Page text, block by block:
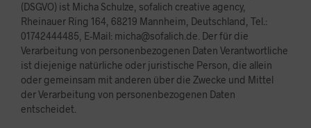
(DSGVO) ist Micha Schulze, sofalich creative agency,
Rheinauer Ring 164, 68219 Mannheim, Deutschland, Tel.:
01742444485, E-Mail: micha@sofalich.de. Der für die
Verarbeitung von personenbezogenen Daten Verantwortliche
ist diejenige natürliche oder juristische Person, die allein
oder gemeinsam mit anderen über die Zwecke und Mittel
der Verarbeitung von personenbezogenen Daten
entscheidet.